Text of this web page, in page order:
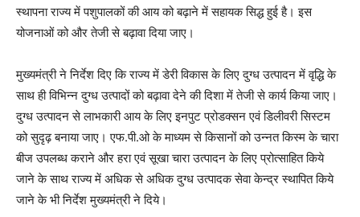
स्थापना राज्य में पशुपालकों की आय को बढ़ाने में सहायक सिद्ध हुई है। इस
योजनाओं को और तेजी से बढ़ावा दिया जाए।
मुख्यमंत्री ने निर्देश दिए कि राज्य में डेरी विकास के लिए दुग्ध उत्पादन में वृद्धि के
साथ ही विभिन्न दुग्ध उत्पादों को बढ़ावा देने की दिशा में तेजी से कार्य किया जाए।
दुग्ध उत्पादन से लाभकारी आय के लिए इनपुट प्रोडक्सन एवं डिलीवरी सिस्टम
को सुदृढ़ बनाया जाए। एफ.पी.ओ के माध्यम से किसानों को उन्नत किस्म के चारा
बीज उपलब्ध कराने और हरा एवं सूखा चारा उत्पादन के लिए प्रोत्साहित किये
जाने के साथ राज्य में अधिक से अधिक दुग्ध उत्पादक सेवा केन्द्र स्थापित किये
जाने के भी निर्देश मुख्यमंत्री ने दिये।